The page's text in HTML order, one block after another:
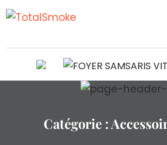
Catégorie :